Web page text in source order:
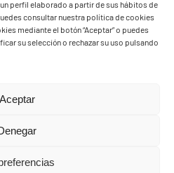
perfil elaborado a partir de sus hábitos de
consultar nuestra política de cookies
mediante el botón “Aceptar” o puedes
su selección o rechazar su uso pulsando
Aceptar
de Yaiza - Todos los